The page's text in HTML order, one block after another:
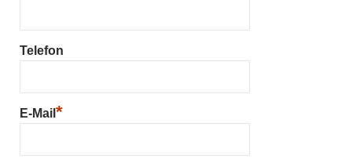
Telefon
E-Mail *